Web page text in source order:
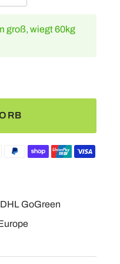
groß, wiegt 60kg
GoGreen